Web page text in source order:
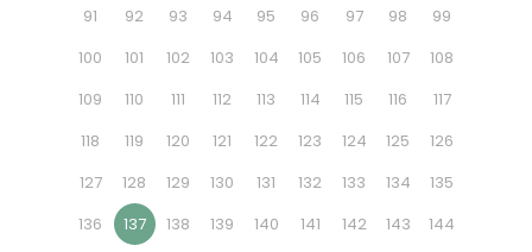
91
92 93 94 95 96 97 98
99
100
101 102 103 104 105 106 107
108
109
110 111 112 113 114 115 116
117
118
119 120 121 122 123 124 125
126
127
128 129 130 131 132 133 134
135
136
137 138 139 140 141 142 143
144